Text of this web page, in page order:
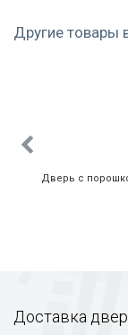
Другие товары
Дверь с
Доставка